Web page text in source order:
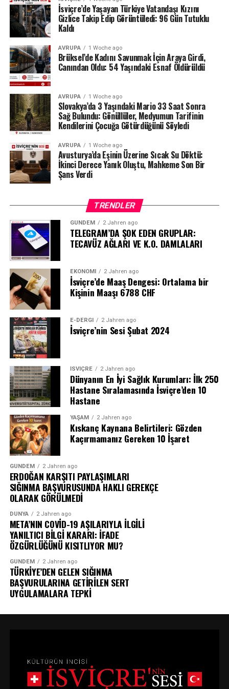
nedeniyle göldeki tekne seferleri de durduruldu.
Lac des Brenets daha önce de uzun kuraklık
yazında su seviyesi ciddi şekilde gerilemişti.
Ren Şelalesi’ndeki son durum ise İsviçre’de devam eden
yağış eksikliğinin nehir ve göller üzerindeki etkisini
gözler önüne seriyor.
Kaynak: BAFU / BRK News
İsviçre’de Yaşayan Türkiye Vatandaşı Kızını
Gizlice Takip Edip Görüntüledi: 96 Gün Tutuklu
Kaldı
AVRUPA 1 Woche ago
Brüksel’de Kadını Savunmak İçin Araya Girdi,
Canından Oldu: 54 Yaşındaki Esnaf Öldürüldü
AVRUPA 1 Woche ago
Slovakya’da 3 Yaşındaki Mario 33 Saat Sonra
Sağ Bulundu: Gönüllüler, Medyumun Tarifinin
Kendilerini Çocuğa Götürdüğünü Söyledi
AVRUPA 1 Woche ago
Avusturya’da Eşinin Üzerine Sıcak Su Döktü:
İkinci Derece Yanık Oluştu, Mahkeme Son Bir
Şans Verdi
TRENDLER
GÜNDEM 2 Jahren ago
TELEGRAM’DA ŞOK EDEN GRUPLAR:
TECAVÜZ AĞLARI VE K.O. DAMLALARI
EKONOMI 2 Jahren ago
İsviçre’de Maaş Dengesi: Ortalama bir
Kişinin Maaşı 6788 CHF
E-DERGI 2 Jahren ago
İsviçre’nin Sesi Şubat 2024
İSVIÇRE 2 Jahren ago
Dünyanın En İyi Sağlık Kurumları: İlk 250
Hastane Sıralamasında İsviçre’den 10
Hastane
YAŞAM 2 Jahren ago
Kıskanç Kaynana Belirtileri: Gözden
Kaçırmamanız Gereken 10 İşaret
GÜNDEM 2 Jahren ago
ERDOĞAN KARŞITI PAYLAŞIMLARI
SIĞINMA BAŞVURUSUNDA HAKLI GEREKÇE
OLARAK GÖRÜLMEDİ
DÜNYA 2 Jahren ago
META’NIN COVİD-19 AŞILARIYLA İLGİLİ
YANILTICI BİLGİ KARARI: İFADE
ÖZGÜRLÜĞÜNÜ KISITLIYOR MU?
GÜNDEM 2 Jahren ago
TÜRKİYE’DEN GELEN SIĞINMA
BAŞVURULARINA GETİRİLEN SERT
UYGULAMALARA TEPKİ